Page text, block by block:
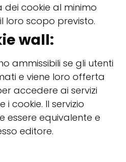
cookie al minimo
loro scopo previsto.
wall:
ammissibili se gli utenti
e viene loro offerta
accedere ai servizi
cookie. Il servizio
essere equivalente e
editore.